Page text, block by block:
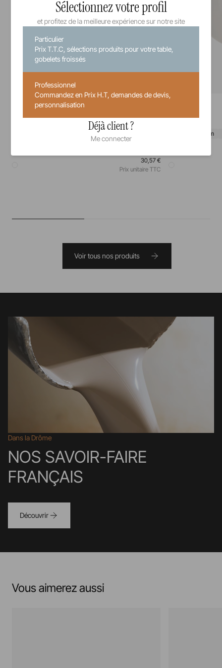
Madeleine
Assiette Coupe Fond Plat
30,57 €
Prix unitaire TTC
28 cm
Voir tous nos produits
Dans la Drôme
NOS SAVOIR-FAIRE
FRANÇAIS
Découvrir
Vous aimerez aussi
Sélectionnez votre profil
et profitez de la meilleure expérience sur notre site
Particulier
Prix T.T.C, sélections produits pour votre table,
gobelets froissés
Professionnel
Commandez en Prix H.T, demandes de devis,
personnalisation
Déjà client ?
Me connecter